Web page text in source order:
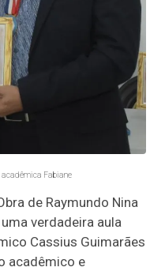
acadêmica Fabiane
de Raymundo Nina
verdadeira aula
Cassius Guimarães
acadêmico e